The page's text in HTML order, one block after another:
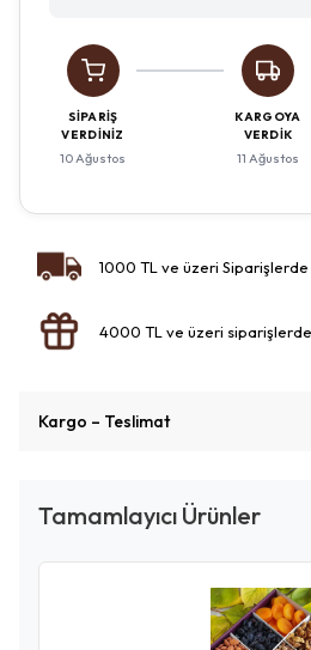
SIPARIŞ
VERDINIZ
10 Ağustos
KARGOYA
VERDIK
11 Ağustos
1000 TL ve üzeri
4000 TL ve üzeri siparişlerde
Kargo – Teslimat
Tamamlayıcı Ürünler